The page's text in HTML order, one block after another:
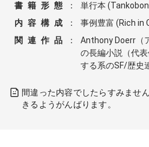
書籍形態
：
単行本
内容構成
：
事例豊富 (Rich in
関連作品
：
Anthony Doerr（
の長編小説（代
する系のSF/歴史
間違った内容でしたらすみませ
きるようがんばります。